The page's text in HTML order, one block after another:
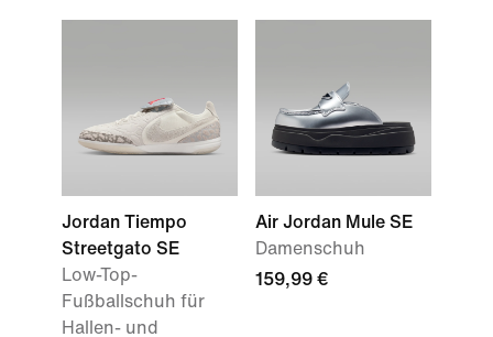
Jordan Tiempo
Streetgato SE
Low-Top-
Fußballschuh für
Hallen- und
Air Jordan Mule SE
Damenschuh
159,99 €